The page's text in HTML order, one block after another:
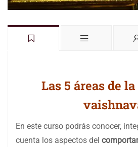
Las 5 áreas de
En este curso podrás conocer,
cuenta los aspectos del